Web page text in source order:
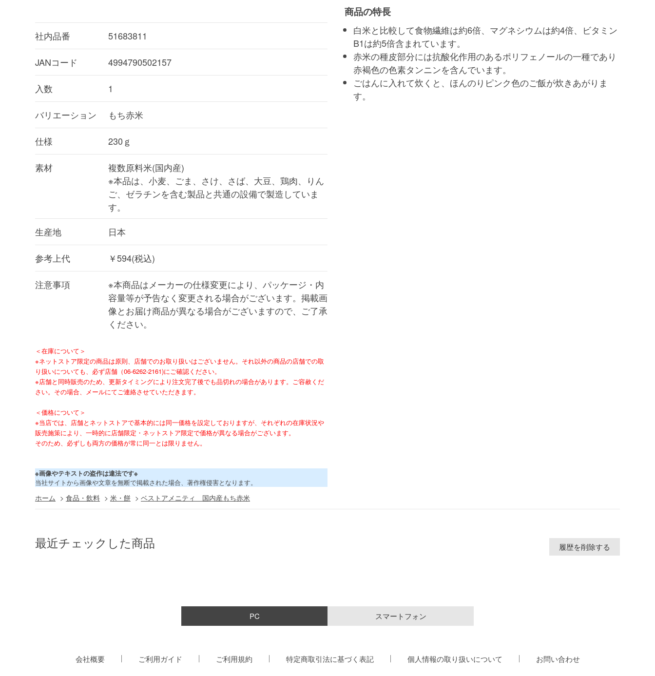
社内品番 51683811
JANコード 4994790502157
入数 1
バリエーション もち赤米
仕様 230ｇ
素材
複数原料米(国内産)
※本品は、小麦、ごま、さけ、さば、大豆、鶏肉、りん
ご、ゼラチンを含む製品と共通の設備で製造していま
す。
生産地
日本
参考上代 ￥594(税込)
注意事項
※本商品はメーカーの仕様変更により、パッケージ・内
容量等が予告なく変更される場合がございます。掲載画
像とお届け商品が異なる場合がございますので、ご了承
ください。
＜在庫について＞
※ネットストア限定の商品は原則、店舗でのお取り扱いはございません。それ以外の商品の店舗での取
り扱いについても、必ず店舗（06-6262-2161)にご確認ください。
※店舗と同時販売のため、更新タイミングにより注文完了後でも品切れの場合があります。ご容赦くだ
さい。その場合、メールにてご連絡させていただきます。
＜価格について＞
※当店では、店舗とネットストアで基本的には同一価格を設定しておりますが、それぞれの在庫状況や
販売施策により、一時的に店舗限定・ネットストア限定で価格が異なる場合がございます。
そのため、必ずしも両方の価格が常に同一とは限りません。
※画像やテキストの盗作は違法です※
当社サイトから画像や文章を無断で掲載された場合、著作権侵害となります。
商品の特長
白米と比較して食物繊維は約6倍、マグネシウムは約4倍、ビタミン
B1は約5倍含まれています。
赤米の種皮部分には抗酸化作用のあるポリフェノールの一種であり
赤褐色の色素タンニンを含んでいます。
ごはんに入れて炊くと、ほんのりピンク色のご飯が炊きあがりま
す。
ホーム > 食品・飲料 > 米・餅 > ベストアメニティ 国内産もち赤米
最近チェックした商品 履歴を削除する
PC スマートフォン
会社概要 ご利用ガイド ご利用規約 特定商取引法に基づく表記 個人情報の取り扱いについて お問い合わせ